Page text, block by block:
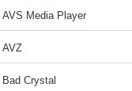
AVS Media Player
AVZ
Bad Crystal